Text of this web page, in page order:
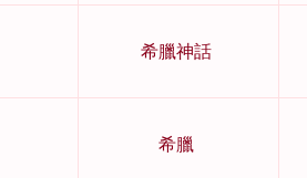
希臘神話
希臘